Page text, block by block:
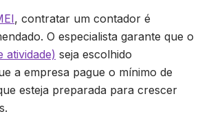
, contratar um contador é
O especialista garante que o
atividade) seja escolhido
a empresa pague o mínimo de
esteja preparada para crescer